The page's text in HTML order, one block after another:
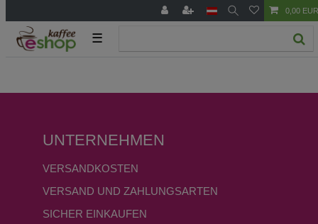
0,00 EUR
☰
UNTERNEHMEN
VERSANDKOSTEN
VERSAND UND ZAHLUNGSARTEN
SICHER EINKAUFEN